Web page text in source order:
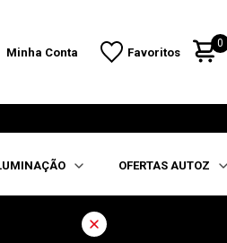
Minha Conta Favoritos
0
OFERTAS AUTOZ